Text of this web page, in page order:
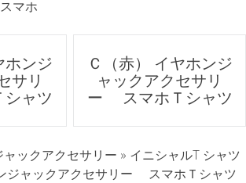
スマホ
ホンジ
サリ
ャツ
Ｃ（赤） イヤホンジ
ャックアクセサリ
ー スマホＴシャツ
ックアクセサリー » イニシャルT シャツ
ジャックアクセサリー スマホＴシャツ